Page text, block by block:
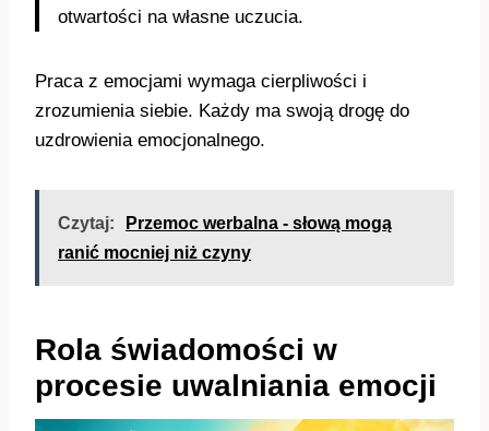
otwartości na własne uczucia.
Praca z emocjami wymaga cierpliwości i
zrozumienia siebie. Każdy ma swoją drogę do
uzdrowienia emocjonalnego.
Czytaj:
Przemoc werbalna - słową mogą
ranić mocniej niż czyny
Rola świadomości w
procesie uwalniania emocji